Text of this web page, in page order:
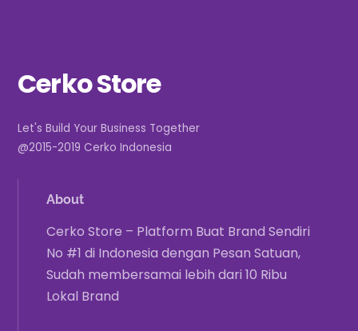
Cerko Store
Let's Build Your Business Together
@2015-2019 Cerko Indonesia
About
Cerko Store – Platform Buat Brand Sendiri
No #1 di Indonesia dengan Pesan Satuan,
Sudah membersamai lebih dari 10 Ribu
Lokal Brand